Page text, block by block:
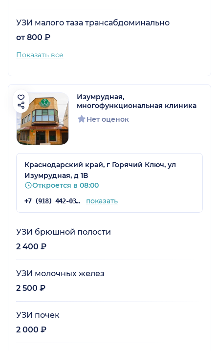
УЗИ малого таза трансабдоминально
от 800 ₽
Показать все
Изумрудная,
многофункциональная клиника
Нет оценок
Краснодарский край, г Горячий Ключ, ул
Изумрудная, д 1В
Откроется в 08:00
+7 (918) 442-03-03 показать
УЗИ брюшной полости
2 400 ₽
УЗИ молочных желез
2 500 ₽
УЗИ почек
2 000 ₽